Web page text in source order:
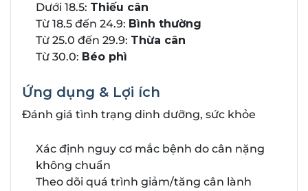
Dưới 18.5: Thiếu cân
Từ 18.5 đến 24.9: Bình thường
Từ 25.0 đến 29.9: Thừa cân
Từ 30.0: Béo phì
Ứng dụng & Lợi ích
Đánh giá tình trạng dinh dưỡng, sức khỏe
Xác định nguy cơ mắc bệnh do cân nặng
không chuẩn
Theo dõi quá trình giảm/tăng cân lành